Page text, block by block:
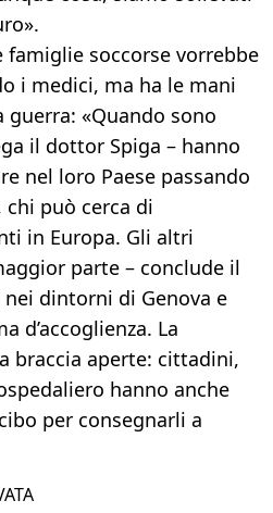
soccorse vorrebbe
i medici, ma ha le mani
«Quando sono
il dottor Spiga – hanno
nel loro Paese passando
chi può cerca di
in Europa. Gli altri
parte – conclude il
dintorni di Genova e
d’accoglienza. La
braccia aperte: cittadini,
hanno anche
per consegnarli a